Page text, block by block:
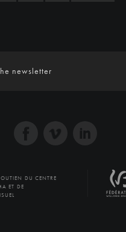
DU CENTRE
ET DE